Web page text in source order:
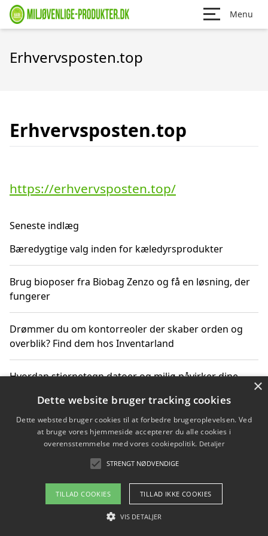
Menu
Erhvervsposten.top
Erhvervsposten.top
https://erhvervsposten.top/
Seneste indlæg
Bæredygtige valg inden for kæledyrsprodukter
Brug bioposer fra Biobag Zenzo og få en løsning, der
fungerer
Drømmer du om kontorreoler der skaber orden og
overblik? Find dem hos Inventarland
Hvordan stjernetegn datoer og miljø påvirker dine
Bæredygtige gadgets til en grønnere hverdag
Om / kontakt
Blog Betingelser
×
Dette website bruger tracking cookies
Dette websted bruger cookies til at forbedre brugeroplevelsen. Ved
at bruge vores hjemmeside accepterer du alle cookies i
overensstemmelse med vores cookiepolitik. Detaljer
STRENGT NØDVENDIGE
TILLAD COOKIES TILLAD IKKE COOKIES
VIS DETALJER